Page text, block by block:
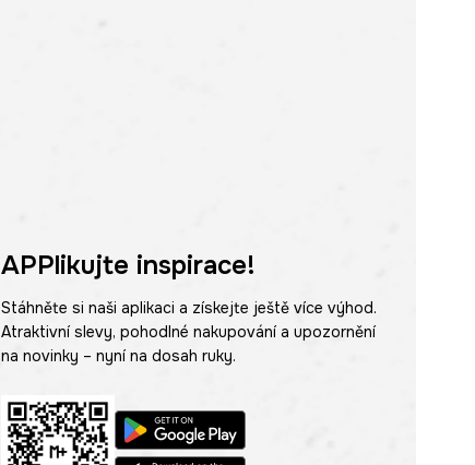
APPlikujte inspirace!
Stáhněte si naši aplikaci a získejte ještě více výhod.
Atraktivní slevy, pohodlné nakupování a upozornění
na novinky – nyní na dosah ruky.